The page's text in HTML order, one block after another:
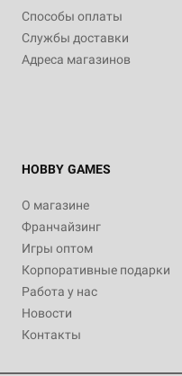
Способы оплаты
Службы доставки
Адреса магазинов
HOBBY GAMES
О магазине
Франчайзинг
Игры оптом
Корпоративные подарки
Работа у нас
Новости
Контакты